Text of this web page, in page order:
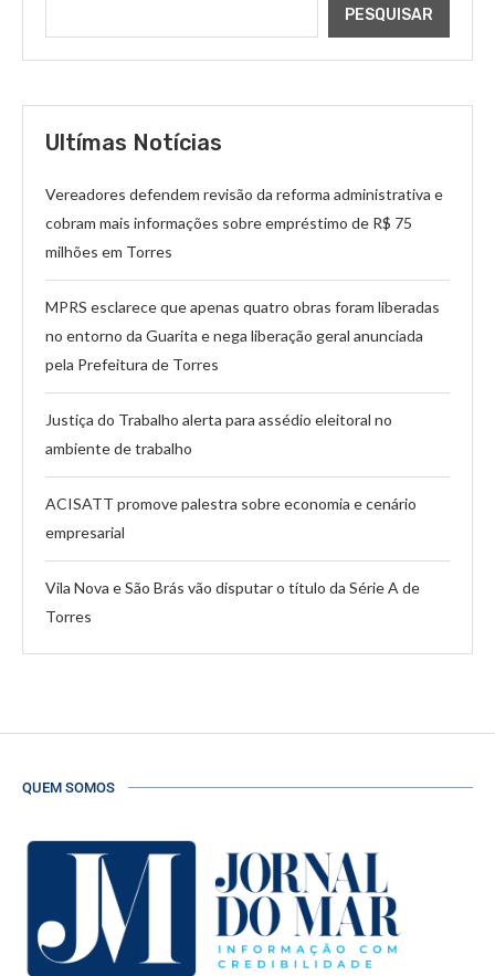
PESQUISAR
Ultímas Notícias
Vereadores defendem revisão da reforma administrativa e
cobram mais informações sobre empréstimo de R$ 75
milhões em Torres
MPRS esclarece que apenas quatro obras foram liberadas
no entorno da Guarita e nega liberação geral anunciada
pela Prefeitura de Torres
Justiça do Trabalho alerta para assédio eleitoral no
ambiente de trabalho
ACISATT promove palestra sobre economia e cenário
empresarial
Vila Nova e São Brás vão disputar o título da Série A de
Torres
QUEM SOMOS